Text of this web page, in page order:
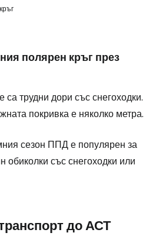
полярен кръг през
са трудни дори със снегоходки.
покривка е няколко метра.
сезон ППД е популярен за
обиколки със снегоходки или
до АСТ